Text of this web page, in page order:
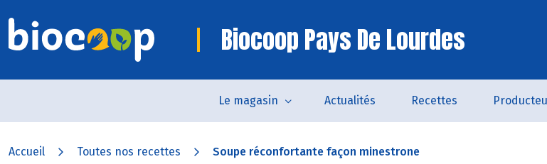
Biocoop Pays De Lourdes
Le magasin Actualités Recettes
Accueil Toutes nos recettes Soupe réconfortante façon minestrone